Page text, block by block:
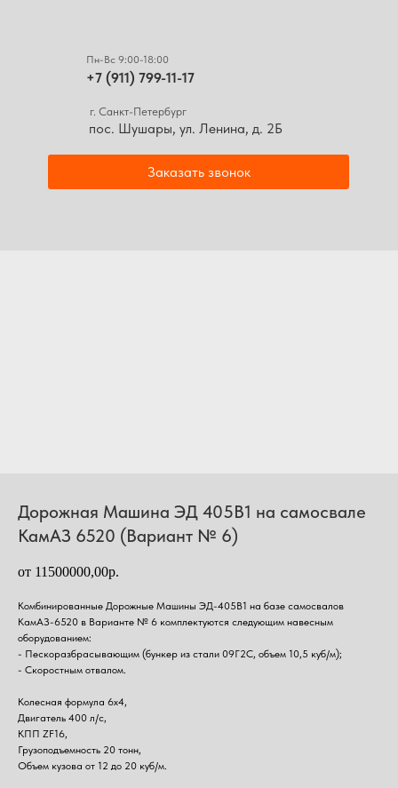
+7 (911) 799-11-17
Пн-Вс 9:00-18:00
Заказать звонок
пос. Шушары, ул. Ленина, д. 2Б
г. Санкт-Петербург
Дорожная Машина ЭД 405В1 на самосвале
КамАЗ 6520 (Вариант № 6)
от 11500000,00р.
Комбинированные Дорожные Машины ЭД-405В1 на базе самосвалов
КамАЗ-6520 в Варианте № 6 комплектуются следующим навесным
оборудованием:
- Пескоразбрасывающим (бункер из стали 09Г2С, объем 10,5 куб/м);
- Скоростным отвалом.
Колесная формула 6х4,
Двигатель 400 л/с,
КПП ZF16,
Грузоподъемность 20 тонн,
Объем кузова от 12 до 20 куб/м.